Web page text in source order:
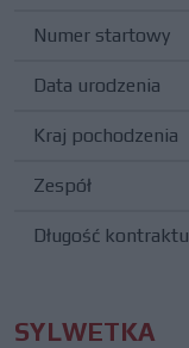
Numer startowy
Data urodzenia
Kraj pochodzenia
Zespół
Długość kontraktu
SYLWETKA